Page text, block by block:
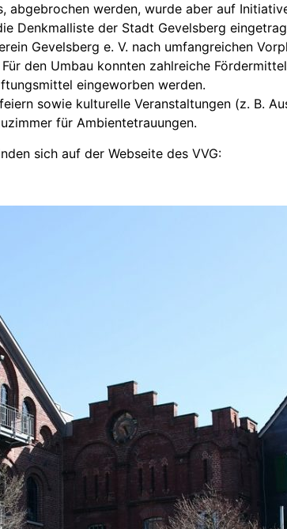
abgebrochen werden, wurde aber auf
Denkmalliste der Stadt Gevelsberg
Gevelsberg e. V. nach umfangreichen
den Umbau konnten zahlreiche
eingeworben werden.
sowie kulturelle Veranstaltungen (z. B.
für Ambientetrauungen.
sich auf der Webseite des VVG: